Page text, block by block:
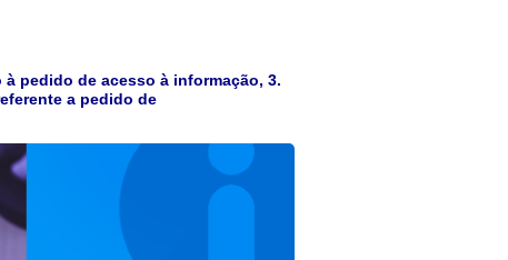
pedido de acesso à informação, 3.
a pedido de